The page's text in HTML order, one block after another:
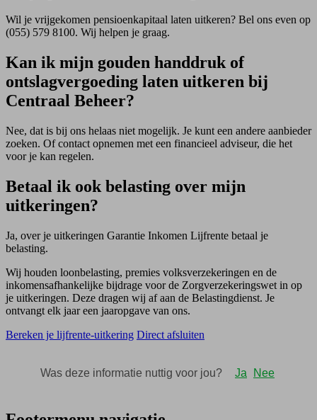
Wil je vrijgekomen pensioenkapitaal laten uitkeren? Bel ons even op
(055) 579 8100. Wij helpen je graag.
Kan ik mijn gouden handdruk of
ontslagvergoeding laten uitkeren bij
Centraal Beheer?
Nee, dat is bij ons helaas niet mogelijk. Je kunt een andere aanbieder
zoeken. Of contact opnemen met een financieel adviseur, die het
voor je kan regelen.
Betaal ik ook belasting over mijn
uitkeringen?
Ja, over je uitkeringen Garantie Inkomen Lijfrente betaal je
belasting.
Wij houden loonbelasting, premies volksverzekeringen en de
inkomensafhankelijke bijdrage voor de Zorgverzekeringswet in op
je uitkeringen. Deze dragen wij af aan de Belastingdienst. Je
ontvangt elk jaar een jaaropgave van ons.
Bereken je lijfrente-uitkering Direct afsluiten